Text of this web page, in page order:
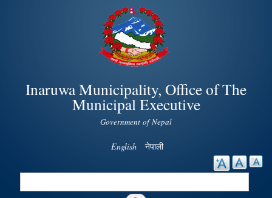
Skip to
main
content
Inaruwa Municipality, Office of The
Municipal Executive
Government of Nepal
English नेपाली
Search